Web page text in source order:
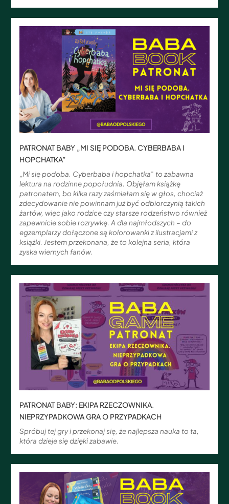
PATRONAT BABY „MI SIĘ PODOBA. CYBERBABA I
HOPCHATKA”
„Mi się podoba. Cyberbaba i hopchatka” to zabawna
lektura na rodzinne popołudnia. Objęłam książkę
patronatem, bo kilka razy zaśmiałam się w głos, chociaż
zdecydowanie nie powinnam już być odbiorczynią takich
żartów, więc jako rodzice czy starsze rodzeństwo również
zapewnicie sobie rozrywkę. A dla najmłodszych – do
egzemplarzy dołączone są kolorowanki z ilustracjami z
książki. Jestem przekonana, że to kolejna seria, która
zyska wiernych fanów.
PATRONAT BABY: EKIPA RZECZOWNIKA.
NIEPRZYPADKOWA GRA O PRZYPADKACH
Spróbuj tej gry i przekonaj się, że najlepsza nauka to ta,
która dzieje się dzięki zabawie.